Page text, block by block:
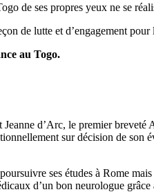
de ses propres yeux ne se
de lutte et d’engagement pour
au Togo.
d’Arc, le premier breveté
sur décision de son
ses études à Rome
d’un bon neurologue